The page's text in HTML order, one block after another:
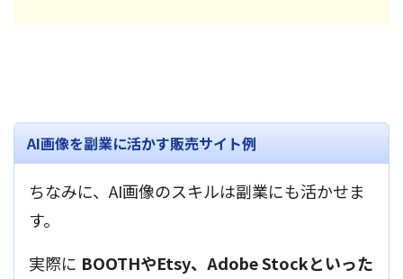
AI画像を副業に活かす販売サイト例
ちなみに、AI画像のスキルは副業にも活かせま
す。
実際に BOOTHやEtsy、Adobe Stockといった